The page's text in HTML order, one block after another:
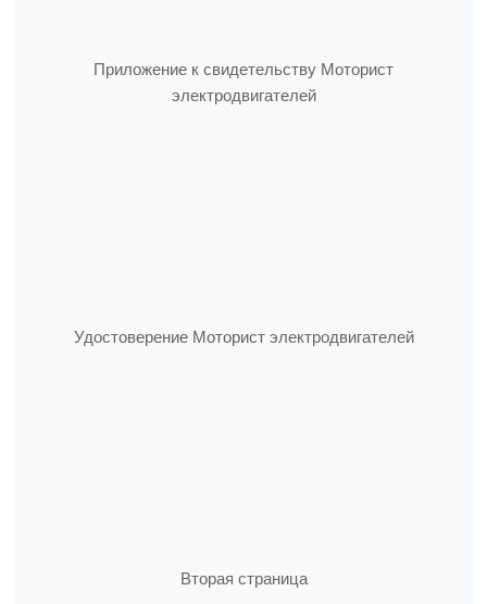
Приложение к свидетельству Моторист
электродвигателей
Удостоверение Моторист электродвигателей
Вторая страница